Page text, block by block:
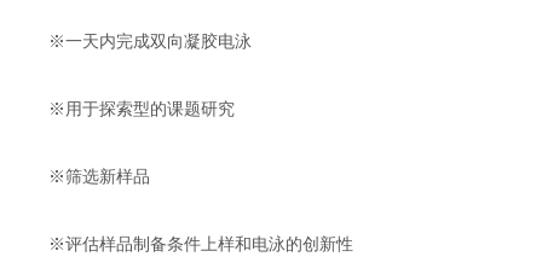
※一天内完成双向凝胶电泳
※用于探索型的课题研究
※筛选新样品
※评估样品制备条件上样和电泳的创新性